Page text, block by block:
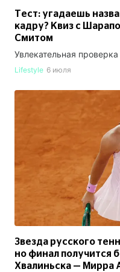
Тест: угадаешь
кадру? Квиз с
Смитом
Увлекательная
Lifestyle 6 июля
Звезда русского
но финал получится
Хвалиньска — Мирра